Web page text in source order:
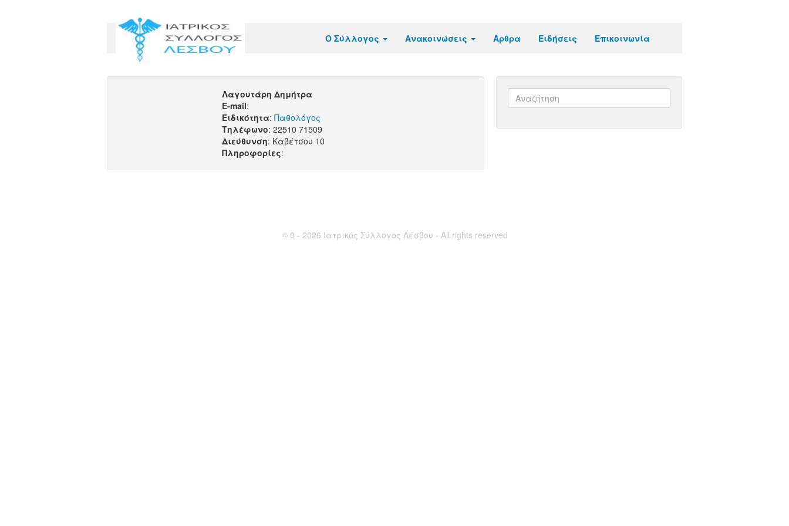
Ο Σύλλογος Ανακοινώσεις Άρθρα Ειδήσεις Επικοινωνία
Λαγουτάρη Δημήτρα
E-mail:
Ειδικότητα: Παθολόγος
Τηλέφωνο: 22510 71509
Διεύθυνση: Καβέτσου 10
Πληροφορίες:
© 0 - 2026 Ιατρικός Σύλλογος Λέσβου - All rights reserved